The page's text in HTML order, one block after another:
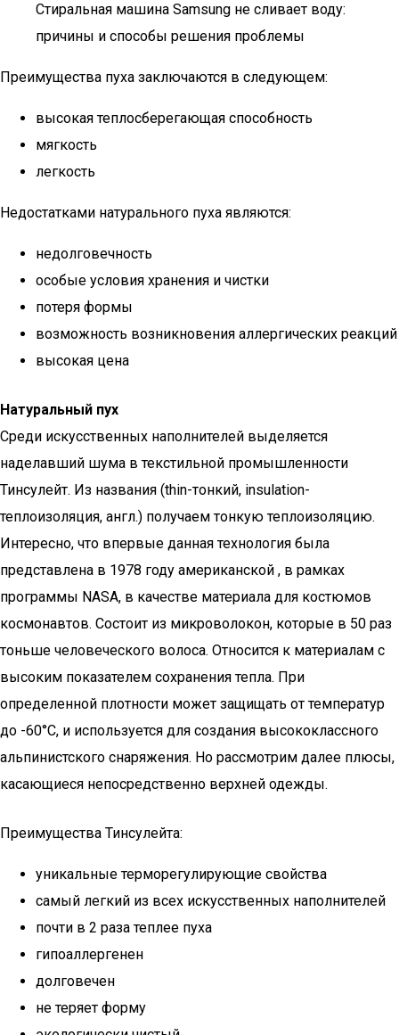
Стиральная машина Samsung не сливает воду:
причины и способы решения проблемы
Преимущества пуха заключаются в следующем:
высокая теплосберегающая способность
мягкость
легкость
Недостатками натурального пуха являются:
недолговечность
особые условия хранения и чистки
потеря формы
возможность возникновения аллергических реакций
высокая цена
Натуральный пух
Среди искусственных наполнителей выделяется
наделавший шума в текстильной промышленности
Тинсулейт. Из названия (thin-тонкий, insulation-
теплоизоляция, англ.) получаем тонкую теплоизоляцию.
Интересно, что впервые данная технология была
представлена в 1978 году американской , в рамках
программы NASA, в качестве материала для костюмов
космонавтов. Состоит из микроволокон, которые в 50 раз
тоньше человеческого волоса. Относится к материалам с
высоким показателем сохранения тепла. При
определенной плотности может защищать от температур
до -60°С, и используется для создания высококлассного
альпинистского снаряжения. Но рассмотрим далее плюсы,
касающиеся непосредственно верхней одежды.
Преимущества Тинсулейта:
уникальные терморегулирующие свойства
самый легкий из всех искусственных наполнителей
почти в 2 раза теплее пуха
гипоаллергенен
долговечен
не теряет форму